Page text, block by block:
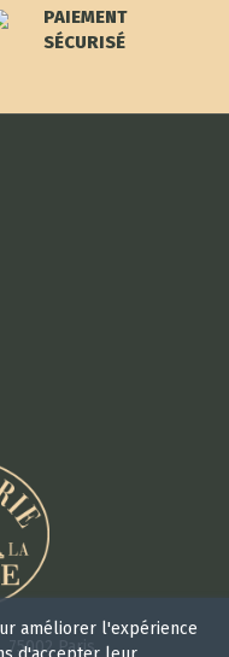
PAIEMENT
SÉCURISÉ
75002 Paris
améliorer l'expérience